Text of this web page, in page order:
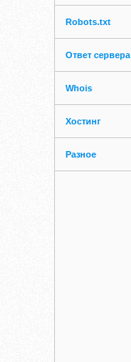
Robots.txt
Ответ сервера
Whois
Хостинг
Разное